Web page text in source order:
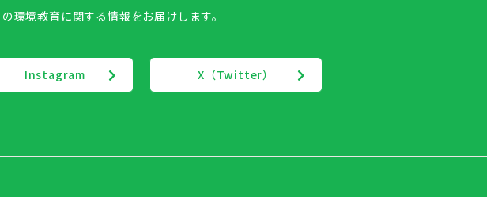
環境教育に関する情報をお届けします。
Instagram X（Twitter）